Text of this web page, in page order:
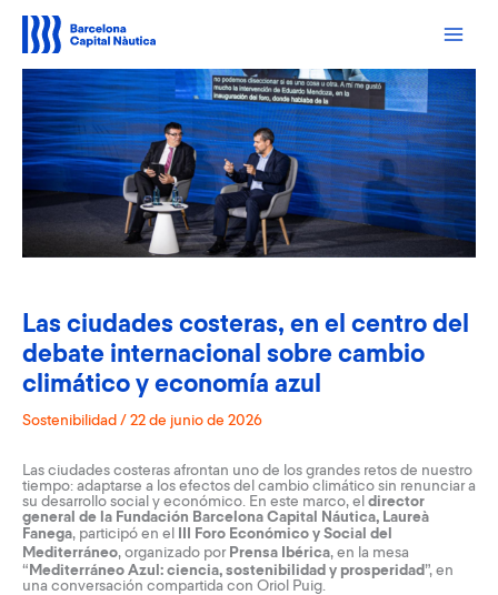
contenido
Las ciudades costeras, en el centro del
debate internacional sobre cambio
climático y economía azul
Sostenibilidad / 22 de junio de 2026
Las ciudades costeras afrontan uno de los grandes retos de nuestro
tiempo: adaptarse a los efectos del cambio climático sin renunciar a
su desarrollo social y económico. En este marco, el director
general de la Fundación Barcelona Capital Náutica, Laureà
Fanega, participó en el
III Foro Económico y Social del
Mediterráneo, organizado por Prensa Ibérica, en la mesa
“ Mediterráneo Azul: ciencia, sostenibilidad y prosperidad ”, en
una conversación compartida con Oriol Puig.